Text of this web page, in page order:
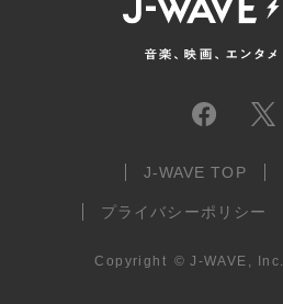
J-WAVE TOP
プライバシーポリシー
Copyright © J-WAVE, Inc.